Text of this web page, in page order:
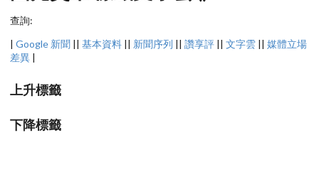
查詢:
| Google 新聞 || 基本資料 || 新聞序列 || 讚享評 || 文字雲 || 媒體立場
差異 |
上升標籤
下降標籤